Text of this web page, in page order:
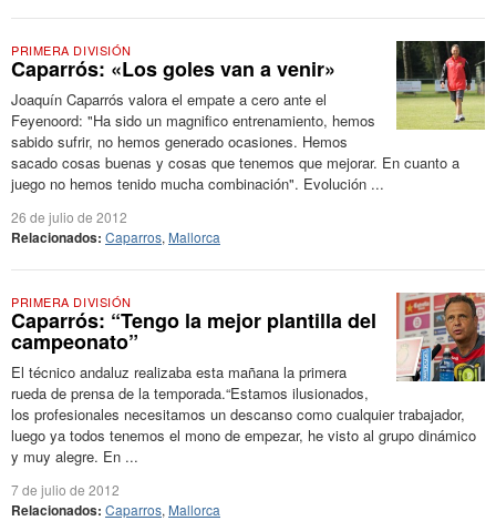
PRIMERA DIVISIÓN
Caparrós: «Los goles van a venir»
Joaquín Caparrós valora el empate a cero ante el
Feyenoord: "Ha sido un magnifico entrenamiento, hemos
sabido sufrir, no hemos generado ocasiones. Hemos
sacado cosas buenas y cosas que tenemos que mejorar. En cuanto a
juego no hemos tenido mucha combinación". Evolución ...
26 de julio de 2012
Relacionados: Caparros, Mallorca
PRIMERA DIVISIÓN
Caparrós: “Tengo la mejor plantilla del
campeonato”
El técnico andaluz realizaba esta mañana la primera
rueda de prensa de la temporada.“Estamos ilusionados,
los profesionales necesitamos un descanso como cualquier trabajador,
luego ya todos tenemos el mono de empezar, he visto al grupo dinámico
y muy alegre. En ...
7 de julio de 2012
Relacionados: Caparros, Mallorca